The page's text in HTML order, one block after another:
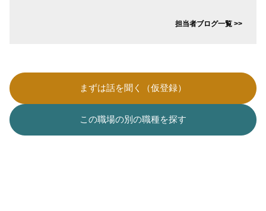
担当者ブログ一覧 >>
まずは話を聞く（仮登録）
この職場の別の職種を探す